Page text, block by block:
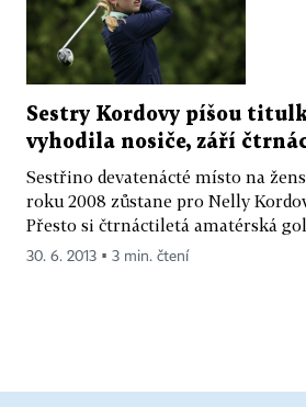
Sestry Kordovy píšou
vyhodila nosiče, září
Sestřino devatenácté místo na
roku 2008 zůstane pro Nelly
Přesto si čtrnáctiletá amatérská
30. 6. 2013 ▪ 3 min. čtení